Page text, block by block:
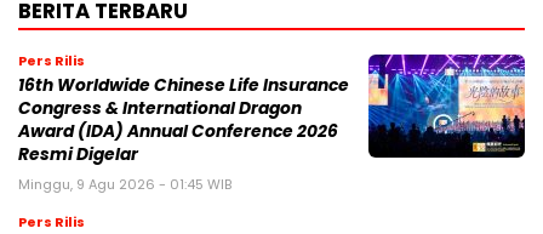
BERITA TERBARU
Pers Rilis
16th Worldwide Chinese Life Insurance
Congress & International Dragon
Award (IDA) Annual Conference 2026
Resmi Digelar
Minggu, 9 Agu 2026 - 01:45 WIB
Pers Rilis